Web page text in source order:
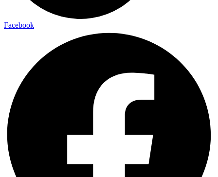
Facebook